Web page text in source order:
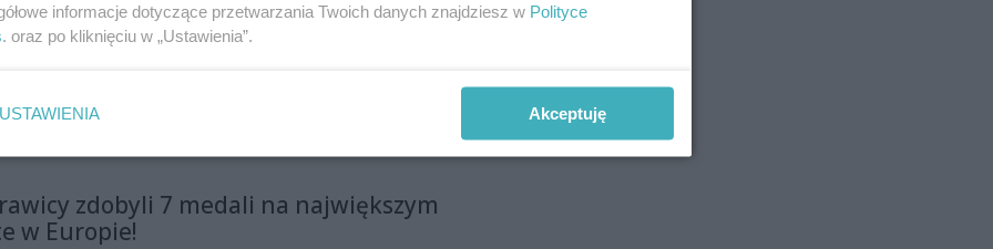
w Kielcach
walki w formie mini spektakli bo na scenie
Kultury.
zdobyli 7 medali na największym
w Europie!
informacje dotyczące przetwarzania Twoich danych znajdziesz w Polityce
. oraz po kliknięciu w „Ustawienia”.
USTAWIENIA Akceptuję